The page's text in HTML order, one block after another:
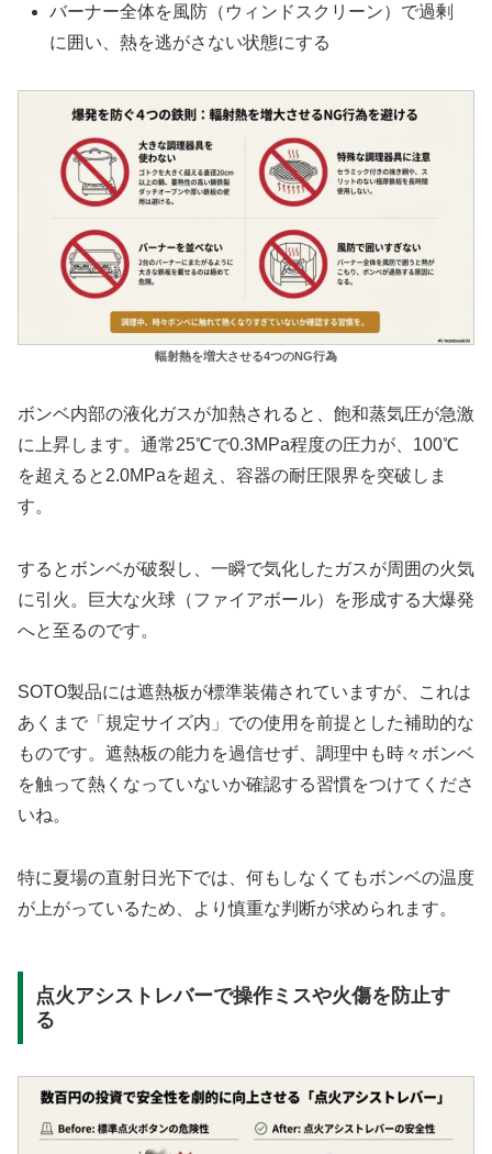
バーナー全体を風防（ウィンドスクリーン）で過剰
に囲い、熱を逃がさない状態にする
輻射熱を増大させる4つのNG行為
ボンベ内部の液化ガスが加熱されると、飽和蒸気圧が急激
に上昇します。通常25℃で0.3MPa程度の圧力が、100℃
を超えると2.0MPaを超え、容器の耐圧限界を突破しま
す。
するとボンベが破裂し、一瞬で気化したガスが周囲の火気
に引火。巨大な火球（ファイアボール）を形成する大爆発
へと至るのです。
SOTO製品には遮熱板が標準装備されていますが、これは
あくまで「規定サイズ内」での使用を前提とした補助的な
ものです。 遮熱板の能力を過信せず、調理中も時々ボンベ
を触って熱くなっていないか確認する習慣をつけてくださ
いね。
特に夏場の直射日光下では、何もしなくてもボンベの温度
が上がっているため、より慎重な判断が求められます。
点火アシストレバーで操作ミスや火傷を防止す
る